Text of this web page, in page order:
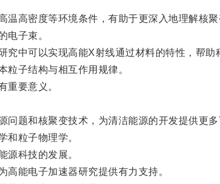
密度等环境条件，有助于更深入地理解核聚
子束。
可以实现高能X射线通过材料的特性，帮助
子结构与相互作用规律。
要意义。
题和核聚变技术，为清洁能源的开发提供更多
粒子物理学。
科技的发展。
能电子加速器研究提供有力支持。